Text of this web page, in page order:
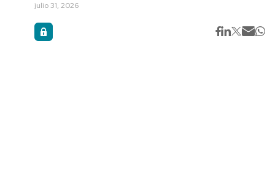
julio 31, 2026